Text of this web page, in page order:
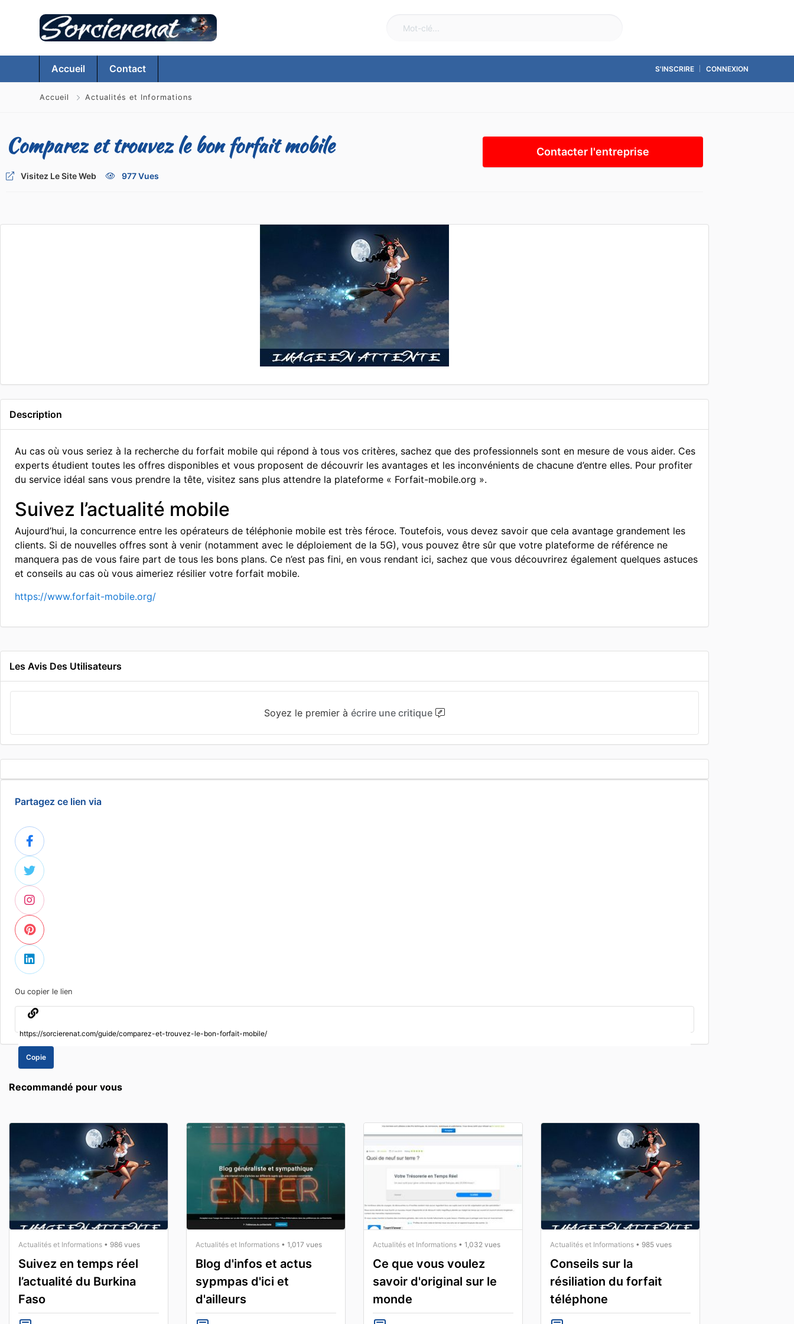
Accueil Contact S'INSCRIRE CONNEXION
Accueil Actualités et Informations
Comparez et trouvez le bon forfait mobile
Visitez Le Site Web 977 Vues
Contacter l'entreprise
Description
Au cas où vous seriez à la recherche du forfait mobile qui répond à tous vos critères, sachez que des professionnels sont en mesure de vous aider. Ces
experts étudient toutes les offres disponibles et vous proposent de découvrir les avantages et les inconvénients de chacune d’entre elles. Pour profiter
du service idéal sans vous prendre la tête, visitez sans plus attendre la plateforme « Forfait-mobile.org ».
Suivez l’actualité mobile
Aujourd’hui, la concurrence entre les opérateurs de téléphonie mobile est très féroce. Toutefois, vous devez savoir que cela avantage grandement les
clients. Si de nouvelles offres sont à venir (notamment avec le déploiement de la 5G), vous pouvez être sûr que votre plateforme de référence ne
manquera pas de vous faire part de tous les bons plans. Ce n’est pas fini, en vous rendant ici, sachez que vous découvrirez également quelques astuces
et conseils au cas où vous aimeriez résilier votre forfait mobile.
https://www.forfait-mobile.org/
Les Avis Des Utilisateurs
Soyez le premier à écrire une critique
Partagez ce lien via
Ou copier le lien
Copie
Recommandé pour vous
Actualités et Informations • 986 vues
Suivez en temps réel
l’actualité du Burkina
Faso
Actualités et Informations • 1,017 vues
Blog d'infos et actus
sypmpas d'ici et
d'ailleurs
Actualités et Informations • 1,032 vues
Ce que vous voulez
savoir d'original sur le
monde
Actualités et Informations • 985 vues
Conseils sur la
résiliation du forfait
téléphone